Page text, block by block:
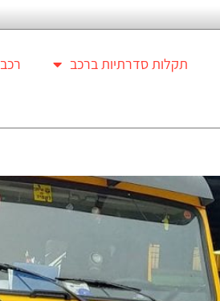
תקלות סדרתיות ברכב